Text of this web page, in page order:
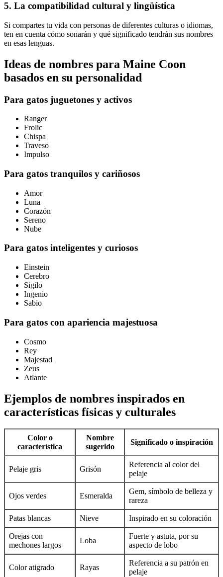
5. La compatibilidad cultural y lingüística
Si compartes tu vida con personas de diferentes culturas o idiomas,
ten en cuenta cómo sonarán y qué significado tendrán sus nombres
en esas lenguas.
Ideas de nombres para Maine Coon
basados en su personalidad
Para gatos juguetones y activos
Ranger
Frolic
Chispa
Traveso
Impulso
Para gatos tranquilos y cariñosos
Amor
Luna
Corazón
Sereno
Nube
Para gatos inteligentes y curiosos
Einstein
Cerebro
Sigilo
Ingenio
Sabio
Para gatos con apariencia majestuosa
Cosmo
Rey
Majestad
Zeus
Atlante
Ejemplos de nombres inspirados en
características físicas y culturales
Color o
característica
Nombre
sugerido
Significado o inspiración
Pelaje gris Grisón
Referencia al color del
pelaje
Ojos verdes Esmeralda
Gem, símbolo de belleza y
rareza
Patas blancas Nieve Inspirado en su coloración
Orejas con
mechones largos
Loba
Fuerte y astuta, por su
aspecto de lobo
Color atigrado Rayas
Referencia a su patrón en
pelaje